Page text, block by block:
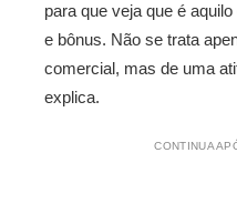
para que veja que é
e bônus. Não se trata
comercial, mas de uma
explica.
CONTINUA